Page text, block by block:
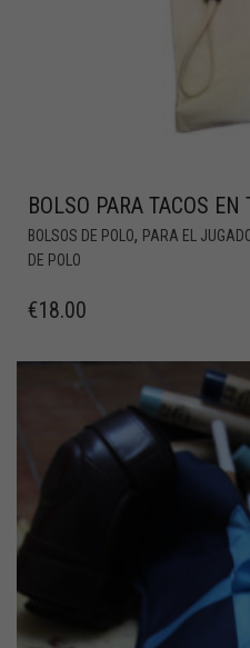
BOLSO PARA TACOS EN
BOLSOS DE POLO, PARA EL
DE POLO
€18.00